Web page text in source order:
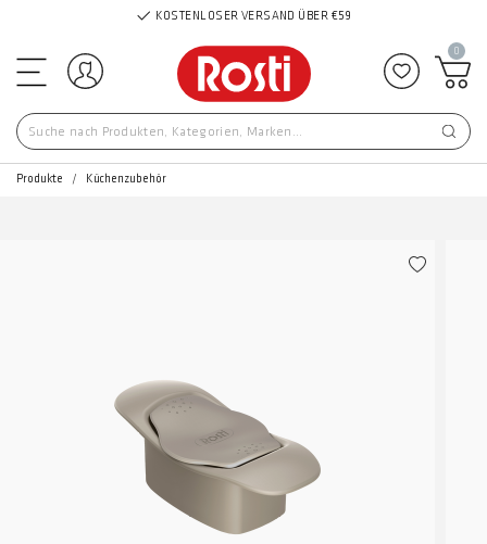
KOSTENLOSER VERSAND ÜBER €59
Einloggen Zu
0
Produkte Küchenzubehör